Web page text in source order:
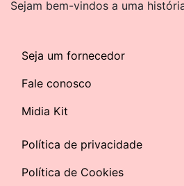
Sejam bem-vindos a uma
Seja um fornecedor
Fale conosco
Midia Kit
Política de privacidade
Política de Cookies